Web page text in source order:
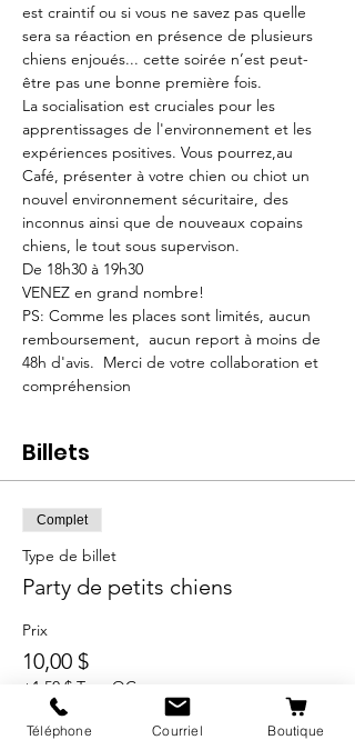
est craintif ou si vous ne savez pas quelle
sera sa réaction en présence de plusieurs
chiens enjoués... cette soirée n’est peut-
être pas une bonne première fois.
La socialisation est cruciales pour les
apprentissages de l'environnement et les
expériences positives. Vous pourrez,au
Café, présenter à votre chien ou chiot un
nouvel environnement sécuritaire, des
inconnus ainsi que de nouveaux copains
chiens, le tout sous supervison.
De 18h30 à 19h30
VENEZ en grand nombre!
PS: Comme les places sont limités, aucun
remboursement,  aucun report à moins de
48h d'avis.  Merci de votre collaboration et
compréhension
Billets
Complet
Type de billet
Party de petits chiens
Prix
10,00 $
+1,50 $ Taxe QC
Téléphone Courriel Boutique